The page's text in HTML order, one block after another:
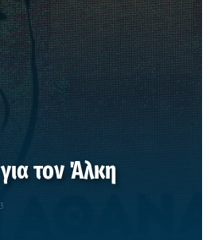
τον Άλκη